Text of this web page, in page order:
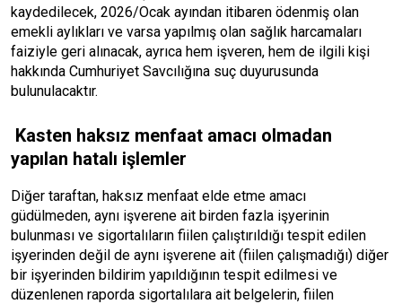
kaydedilecek, 2026/Ocak ayından itibaren ödenmiş olan
emekli aylıkları ve varsa yapılmış olan sağlık harcamaları
faiziyle geri alınacak, ayrıca hem işveren, hem de ilgili kişi
hakkında Cumhuriyet Savcılığına suç duyurusunda
bulunulacaktır.
Kasten haksız menfaat amacı olmadan
yapılan hatalı işlemler
Diğer taraftan, haksız menfaat elde etme amacı
güdülmeden, aynı işverene ait birden fazla işyerinin
bulunması ve sigortalıların fiilen çalıştırıldığı tespit edilen
işyerinden değil de aynı işverene ait (fiilen çalışmadığı) diğer
bir işyerinden bildirim yapıldığının tespit edilmesi ve
düzenlenen raporda sigortalılara ait belgelerin, fiilen